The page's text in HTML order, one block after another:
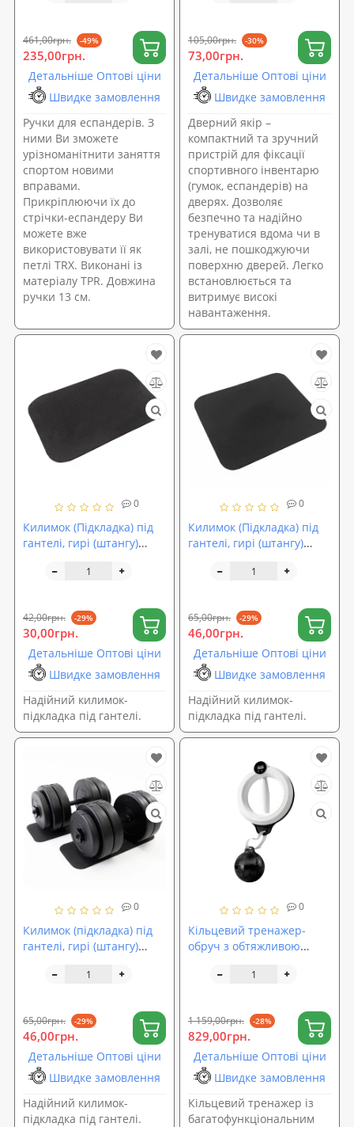
461,00грн. -49%
235,00грн.
Детальніше Оптові ціни
Швидке замовлення
Ручки для еспандерів. З
ними Ви зможете
урізноманітнити заняття
спортом новими
вправами.
Прикріплюючи їх до
стрічки-еспандеру Ви
можете вже
використовувати її як
петлі TRX. Виконані із
матеріалу TPR. Довжина
ручки 13 см.
105,00грн. -30%
73,00грн.
Детальніше Оптові ціни
Швидке замовлення
Дверний якір –
компактний та зручний
пристрій для фіксації
спортивного інвентарю
(гумок, еспандерів) на
дверях. Дозволяє
безпечно та надійно
тренуватися вдома чи в
залі, не пошкоджуючи
поверхню дверей. Легко
встановлюється та
витримує високі
навантаження.
0
Килимок (Підкладка) під
гантелі, гирі (штангу)
42,00грн. -29%
30,00грн.
Детальніше Оптові ціни
Швидке замовлення
Надійний килимок-
підкладка під гантелі.
0
Килимок (Підкладка) під
гантелі, гирі (штангу)
65,00грн. -29%
46,00грн.
Детальніше Оптові ціни
Швидке замовлення
Надійний килимок-
підкладка під гантелі.
0
Килимок (підкладка) під
гантелі, гирі (штангу)
65,00грн. -29%
46,00грн.
Детальніше Оптові ціни
Швидке замовлення
Надійний килимок-
підкладка під гантелі.
0
Кільцевий тренажер-
обруч з обтяжливою
для тренування рук
1 159,00грн. -28%
829,00грн.
Детальніше Оптові ціни
Швидке замовлення
Кільцевий тренажер із
багатофункціональним